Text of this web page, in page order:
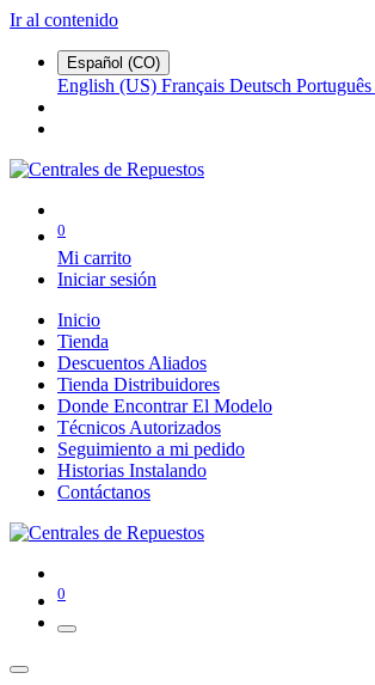
Ir al contenido
Español (CO)
English (US) Français Deutsch Português
0
Mi carrito
Iniciar sesión
Inicio
Tienda
Descuentos Aliados
Tienda Distribuidores
Donde Encontrar El Modelo
Técnicos Autorizados
Seguimiento a mi pedido
Historias Instalando
Contáctanos
0